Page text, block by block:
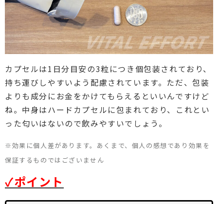
カプセルは1日分目安の3粒につき個包装されており、
持ち運びしやすいよう配慮されています。ただ、包装
よりも成分にお金をかけてもらえるといいんですけど
ね。中身はハードカプセルに包まれており、これとい
った匂いはないので飲みやすいでしょう。
※効果に個人差があります。あくまで、個人の感想であり効果を
保証するものではございません
✓ポイント